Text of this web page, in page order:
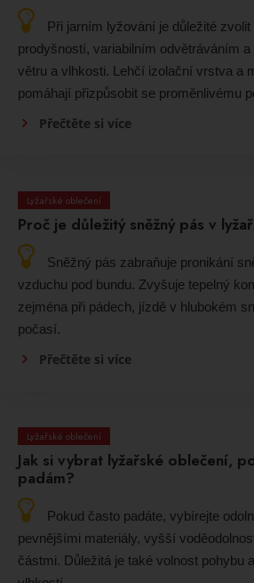
Při jarním lyžování je důležité zvolit
prodyšností, variabilním odvětráváním a
větru a vlhkosti. Lehčí izolační vrstva a
pomáhají přizpůsobit se proměnlivému
Přečtěte si více
Lyžařské oblečení
Proč je důležitý sněžný pás v
Sněžný pás zabraňuje pronikání
vzduchu pod bundu. Zvyšuje tepelný
zejména při pádech, jízdě v hlubokém
počasí.
Přečtěte si více
Lyžařské oblečení
Jak si vybrat lyžařské oblečení,
padám?
Pokud často padáte, vybírejte
pevnějšími materiály, vyšší
částmi. Důležitá je také volnost pohybu